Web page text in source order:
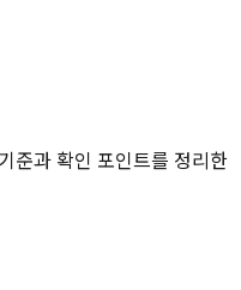
준과 확인 포인트를 정리한